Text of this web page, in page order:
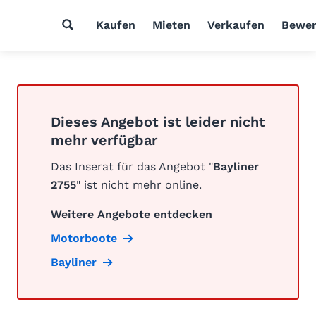
Kaufen Mieten Verkaufen
Dieses Angebot ist leider nicht
mehr verfügbar
Das Inserat für das Angebot "Bayliner
2755" ist nicht mehr online.
Weitere Angebote entdecken
Motorboote
Bayliner